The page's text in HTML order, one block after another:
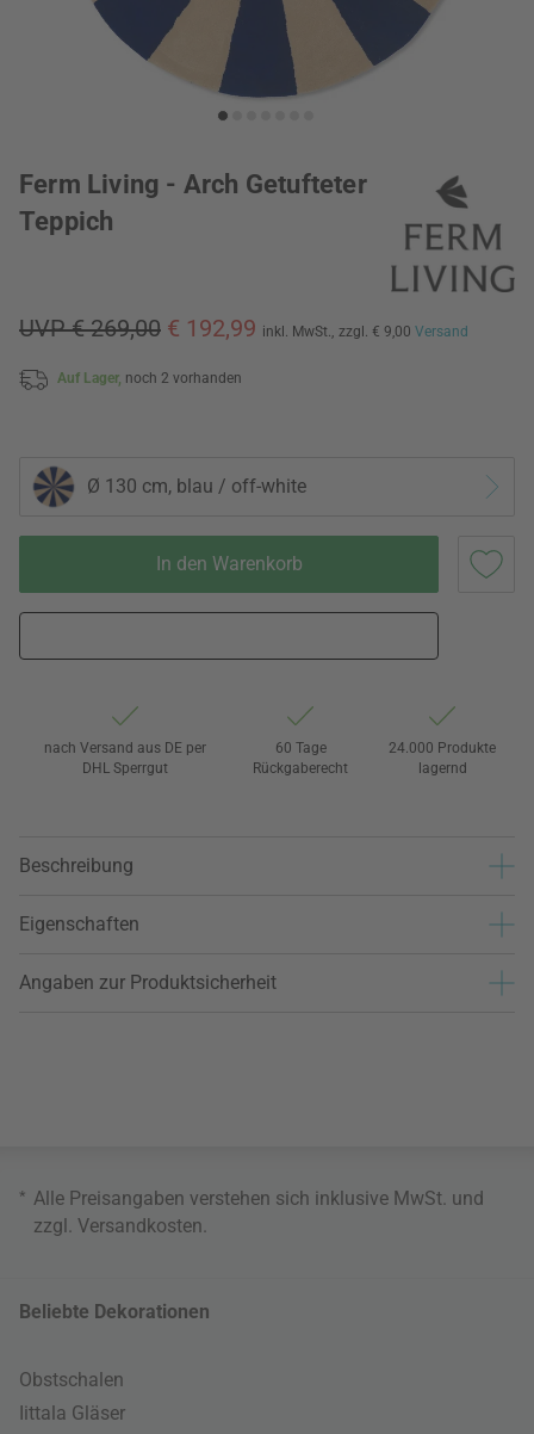
Ferm Living - Arch Getufteter
Teppich
UVP € 269,00 € 192,99 inkl. MwSt., zzgl. € 9,00 Versand
Auf Lager, noch 2 vorhanden
Ø 130 cm, blau / off-white
In den Warenkorb
nach Versand aus DE per
DHL Sperrgut
60 Tage
Rückgaberecht
24.000 Produkte
lagernd
Beschreibung
Eigenschaften
Angaben zur Produktsicherheit
* Alle Preisangaben verstehen sich inklusive MwSt. und
zzgl. Versandkosten
Beliebte Dekorationen
Obstschalen
Iittala Gläser